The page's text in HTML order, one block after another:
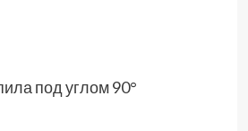
под углом 90°